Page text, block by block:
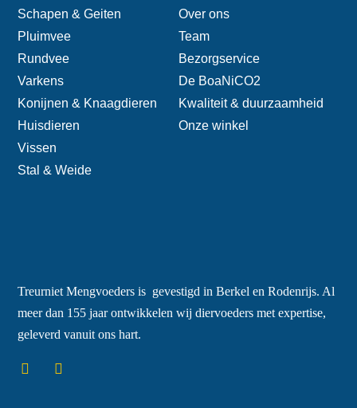
Treurniet Mengvoeders is gevestigd in Berkel en Rodenrijs. Al
meer dan 155 jaar ontwikkelen wij diervoeders met expertise,
geleverd vanuit ons hart.
Over ons
Team
Bezorgservice
De BoaNiCO2
Kwaliteit & duurzaamheid
Onze winkel
Schapen & Geiten
Pluimvee
Rundvee
Varkens
Konijnen & Knaagdieren
Huisdieren
Vissen
Stal & Weide